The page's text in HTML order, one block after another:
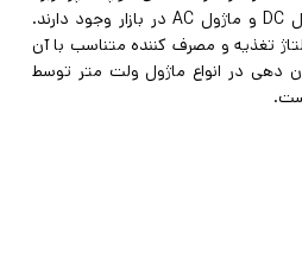
کرده است. ماژول ولت متر در دو نوع ماژول DC و ماژول AC در بازار وجود دارند.
تغذیه و مصرف کننده متناسب با آن
دهی در انواع ماژول ولت متر توسط